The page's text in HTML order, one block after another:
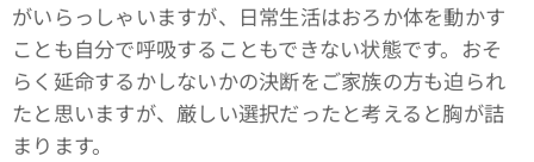
がいらっしゃいますが、日常生活はおろか体を動かす
ことも自分で呼吸することもできない状態です。おそ
らく延命するかしないかの決断をご家族の方も迫られ
たと思いますが、厳しい選択だったと考えると胸が詰
まります。